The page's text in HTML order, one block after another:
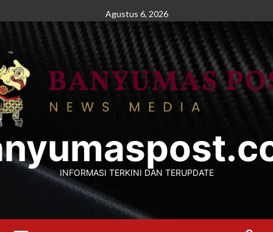
to
Agustus 6, 2026
INFORMASI TERKINI DAN TERUPDATE